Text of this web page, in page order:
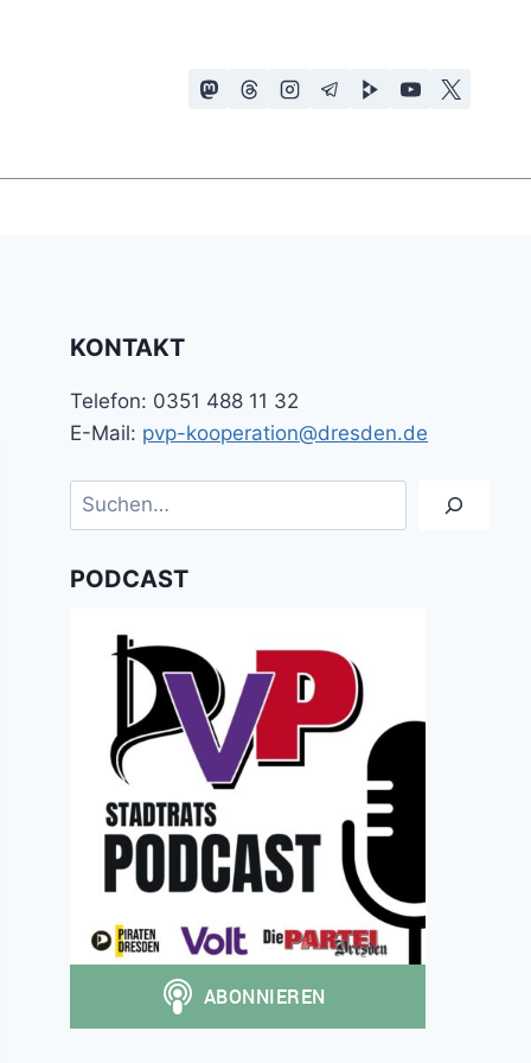
KONTAKT
Telefon: 0351 488 11 32
E-Mail: pvp-kooperation@dresden.de
Suchen
PODCAST